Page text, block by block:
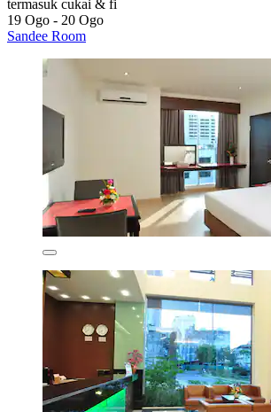
termasuk cukai & fi
19 Ogo - 20 Ogo
Sandee Room